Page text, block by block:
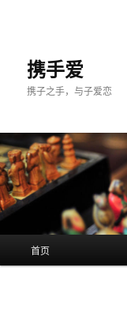
携手爱
携子之手，与子爱恋
首页